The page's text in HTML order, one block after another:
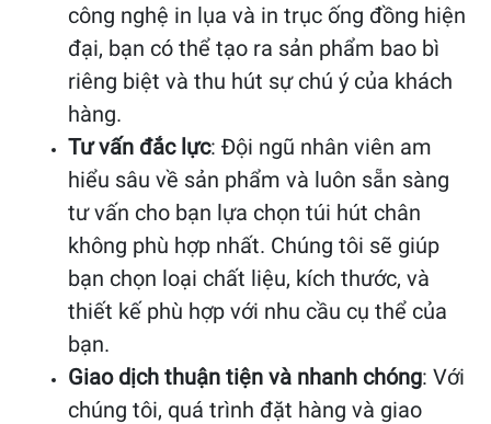
công nghệ in lụa và in trục ống đồng hiện
đại, bạn có thể tạo ra sản phẩm bao bì
riêng biệt và thu hút sự chú ý của khách
hàng.
Tư vấn đắc lực: Đội ngũ nhân viên am
hiểu sâu về sản phẩm và luôn sẵn sàng
tư vấn cho bạn lựa chọn túi hút chân
không phù hợp nhất. Chúng tôi sẽ giúp
bạn chọn loại chất liệu, kích thước, và
thiết kế phù hợp với nhu cầu cụ thể của
bạn.
Giao dịch thuận tiện và nhanh chóng: Với
chúng tôi, quá trình đặt hàng và giao